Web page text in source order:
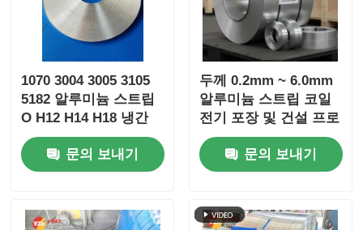
1070 3004 3005 3105
5182 알루미늄 스트립
O H12 H14 H18 냉간
압연 열간 압연 0.2-
4mm 정밀 폭 ±0.2mm
ASTM EN JIS ISO
바
문의 보내기
두께 0.2mm ~ 6.0mm
알루미늄 스트립 코일
전기 포장 및 건설 프로
젝트에 적합한 맞춤형
크기
문의 보내기